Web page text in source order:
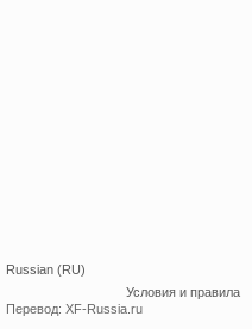
Russian (RU)
Условия и правила
Перевод: XF-Russia.ru